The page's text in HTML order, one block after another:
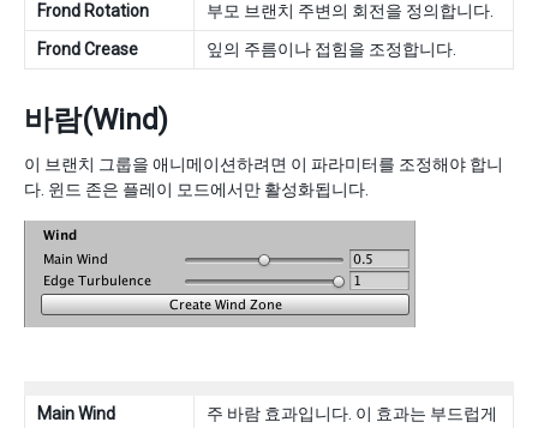
Frond Rotation
부모 브랜치 주변의 회전을 정의합니다.
Frond Crease
잎의 주름이나 접힘을 조정합니다.
바람(Wind)
이 브랜치 그룹을 애니메이션하려면 이 파라미터를 조정해야 합니
다. 윈드 존은 플레이 모드에서만 활성화됩니다.
Main Wind
주 바람 효과입니다. 이 효과는 부드럽게